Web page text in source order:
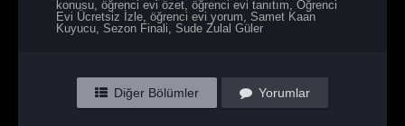
konusu öğrenci evi özet öğrenci evi tanıtım ,Öğrenci
Evi Ücretsiz İzle öğrenci evi yorum
Samet Kaan
Kuyucu Sezon Finali Sude Zulal Güler
Diğer Bölümler Yorumlar